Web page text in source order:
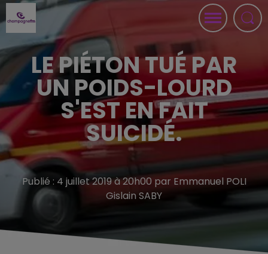
LE PIÉTON TUÉ PAR
UN POIDS-LOURD
S'EST EN FAIT
SUICIDÉ.
Publié : 4 juillet 2019 à 20h00 par Emmanuel POLI
Gislain SABY